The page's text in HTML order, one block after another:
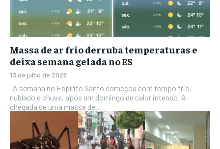
Massa de ar frio derruba temperaturas e
deixa semana gelada no ES
13 de julho de 2026
nublado e chuva, após um domingo de calor intenso. A
chegada de uma massa de...